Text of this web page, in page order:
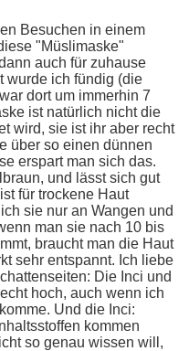
Besuchen in einem
"Müslimaske"
auch für zuhause
wurde ich fündig (die
dort um immerhin 7
ist natürlich nicht die
wird, sie ist ihr aber recht
über so einen dünnen
erspart man sich das.
und lässt sich gut
für trockene Haut
sie nur an Wangen und
man sie nach 10 bis
braucht man die Haut
sehr entspannt. Ich liebe
Die Inci und
hoch, auch wenn ich
Und die Inci:
kommen
so genau wissen will,